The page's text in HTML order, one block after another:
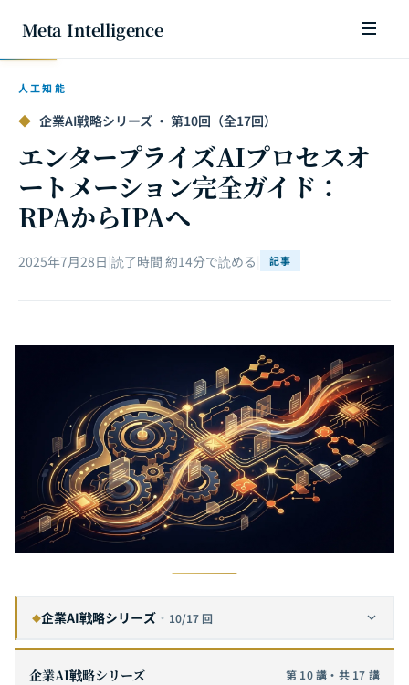
Meta Intelligence
人工知能
◆ 企業AI戦略シリーズ · 第10回（全17回）
エンタープライズAIプロセスオ
ートメーション完全ガイド：
RPAからIPAへ
2025年7月28日 読了時間 約14分で読める 記事
◆企業AI戦略シリーズ · 10/17 回
企業AI戦略シリーズ 第 10 講・共 17 講